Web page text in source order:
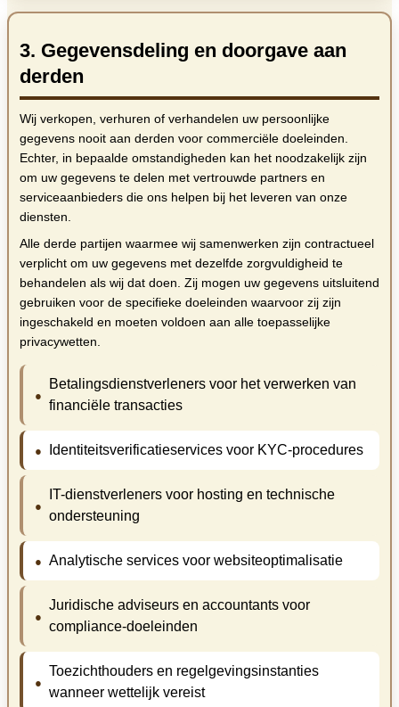
3. Gegevensdeling en doorgave aan
derden
Wij verkopen, verhuren of verhandelen uw persoonlijke
gegevens nooit aan derden voor commerciële doeleinden.
Echter, in bepaalde omstandigheden kan het noodzakelijk zijn
om uw gegevens te delen met vertrouwde partners en
serviceaanbieders die ons helpen bij het leveren van onze
diensten.
Alle derde partijen waarmee wij samenwerken zijn contractueel
verplicht om uw gegevens met dezelfde zorgvuldigheid te
behandelen als wij dat doen. Zij mogen uw gegevens uitsluitend
gebruiken voor de specifieke doeleinden waarvoor zij zijn
ingeschakeld en moeten voldoen aan alle toepasselijke
privacywetten.
Betalingsdienstverleners voor het verwerken van
financiële transacties
Identiteitsverificatieservices voor KYC-procedures
IT-dienstverleners voor hosting en technische
ondersteuning
Analytische services voor websiteoptimalisatie
Juridische adviseurs en accountants voor
compliance-doeleinden
Toezichthouders en regelgevingsinstanties
wanneer wettelijk vereist